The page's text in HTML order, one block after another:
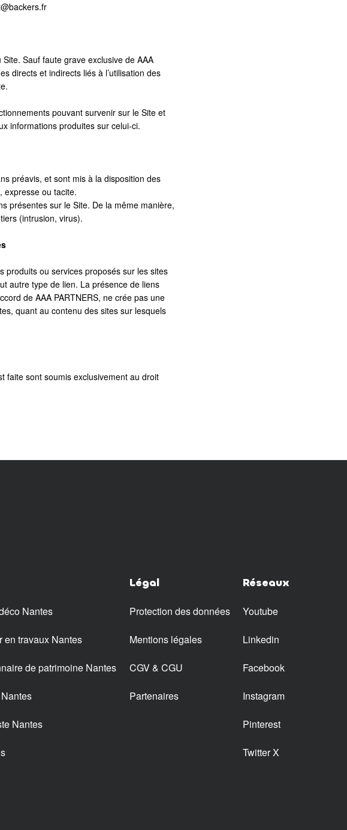
Site. Sauf faute grave exclusive de AAA
directs et indirects liés à l’utilisation des
pouvant survenir sur le Site et
informations produites sur celui-ci.
préavis, et sont mis à la disposition des
expresse ou tacite.
présentes sur le Site. De la même manière,
(intrusion, virus).
produits ou services proposés sur les sites
autre type de lien. La présence de liens
de AAA PARTNERS, ne crée pas une
quant au contenu des sites sur lesquels
faite sont soumis exclusivement au droit
Nantes
en travaux Nantes
de patrimoine Nantes
Nantes
Légal
Protection des données
Mentions légales
CGV & CGU
Partenaires
Réseaux
Youtube
Linkedin
Facebook
Instagram
Pinterest
Twitter X